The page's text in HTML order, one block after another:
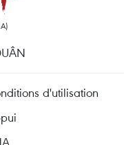
d'utilisation